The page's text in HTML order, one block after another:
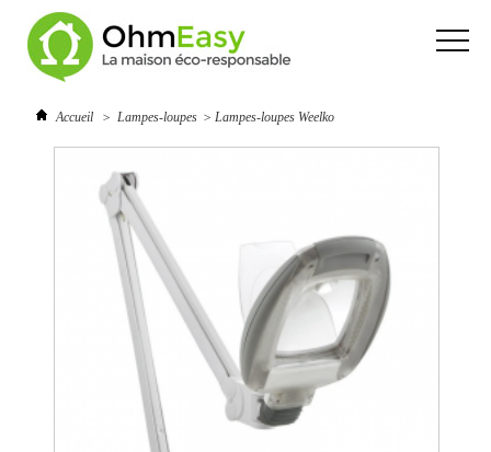
Accueil > Lampes-loupes > Lampes-loupes Weelko